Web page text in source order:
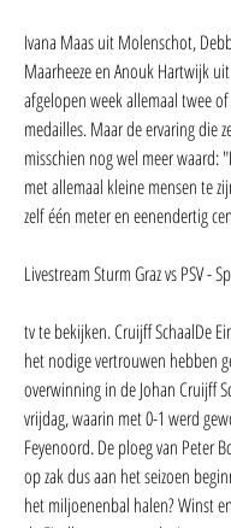
Ivana Maas uit Molenschot,
Maarheeze en Anouk Hartwijk
afgelopen week allemaal twee
medailles. Maar de ervaring die
misschien nog wel meer waard:
met allemaal kleine mensen te
zelf één meter en eenendertig
Livestream Sturm Graz vs PSV -
tv te bekijken. Cruijff SchaalDe
het nodige vertrouwen hebben
overwinning in de Johan Cruijff
vrijdag, waarin met 0-1 werd
Feyenoord. De ploeg van Peter
op zak dus aan het seizoen
het miljoenenbal halen? Winst